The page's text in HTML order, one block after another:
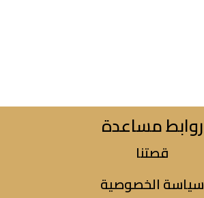
روابط مساعدة
قصتنا
سياسة الخصوصية